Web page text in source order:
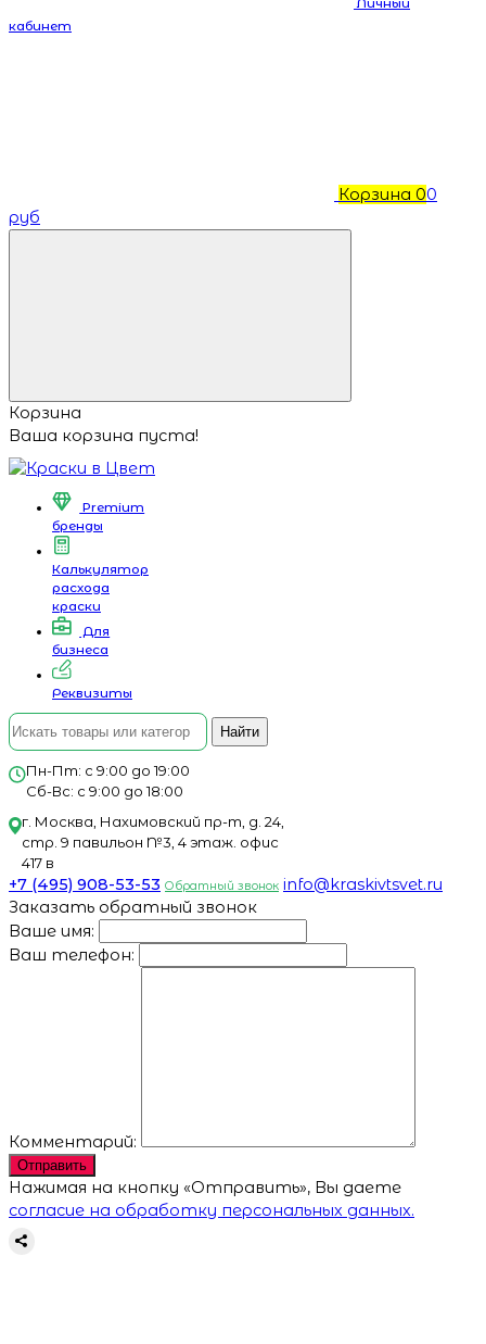
кабинет
Корзина 00
руб
Корзина
Ваша корзина пуста!
Premium
бренды
Калькулятор
расхода
краски
Для
бизнеса
Реквизиты
Найти
Пн-Пт: с 9:00 до 19:00
Сб-Вс: с 9:00 до 18:00
г. Москва, Нахимовский пр-т, д. 24,
стр. 9 павильон №3, 4 этаж. офис
417 в
+7 (495) 908-53-53 Обратный звонок info@kraskivtsvet.ru
Заказать обратный звонок
Ваше имя:
Ваш телефон:
Комментарий:
Отправить
Нажимая на кнопку «Отправить», Вы даете
согласие на обработку персональных данных.